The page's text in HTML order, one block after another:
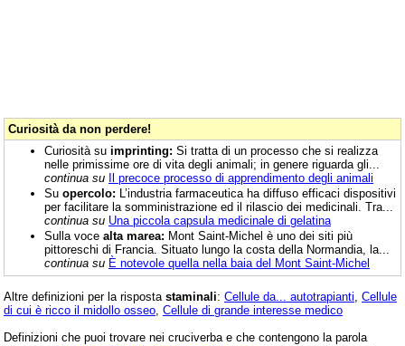
Curiosità da non perdere!
Curiosità su imprinting: Si tratta di un processo che si realizza
nelle primissime ore di vita degli animali; in genere riguarda gli...
continua su Il precoce processo di apprendimento degli animali
Su opercolo: L’industria farmaceutica ha diffuso efficaci dispositivi
per facilitare la somministrazione ed il rilascio dei medicinali. Tra...
continua su Una piccola capsula medicinale di gelatina
Sulla voce alta marea: Mont Saint-Michel è uno dei siti più
pittoreschi di Francia. Situato lungo la costa della Normandia, la...
continua su È notevole quella nella baia del Mont Saint-Michel
Altre definizioni per la risposta staminali: Cellule da... autotrapianti Cellule
di cui è ricco il midollo osseo Cellule di grande interesse medico
Definizioni che puoi trovare nei cruciverba e che contengono la parola